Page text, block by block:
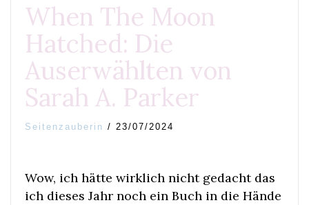
When The Moon
Hatched: Die
Auserwählten von
Sarah A. Parker
Seitenzauberin / 23/07/2024
Wow, ich hätte wirklich nicht gedacht das
ich dieses Jahr noch ein Buch in die Hände